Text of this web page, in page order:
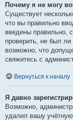
Почему я не могу
Существует
что вы правильно
введены правильно,
проверить, не был
возможно, что
свяжитесь с
Вернуться к началу
Я давно
Возможно,
удалил вашу